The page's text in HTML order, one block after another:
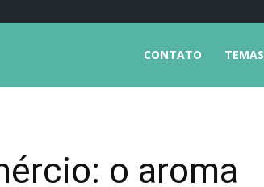
TEMAS
CONTATO
o aroma